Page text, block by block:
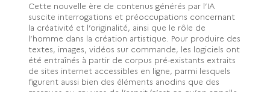
Cette nouvelle ère de contenus générés par l’IA
suscite interrogations et préoccupations concernant
la créativité et l’originalité, ainsi que le rôle de
l’homme dans la création artistique. Pour produire des
textes, images, vidéos sur commande, les logiciels ont
été entraînés à partir de corpus pré-existants extraits
de sites internet accessibles en ligne, parmi lesquels
figurent aussi bien des éléments anodins que des